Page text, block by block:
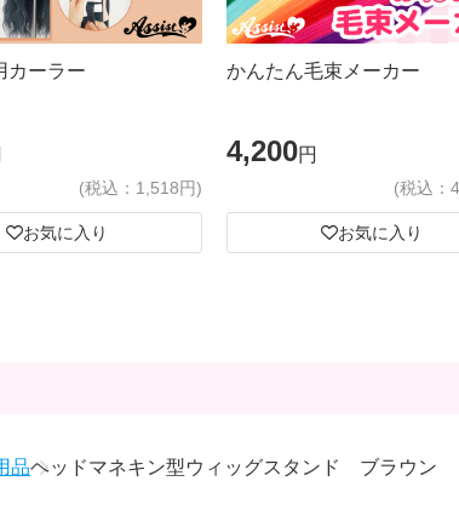
カーラー
(税込：1,518円)
お気に入り
かんたん毛束メーカー
4,200円
(税込：
お気に入り
品ヘッドマネキン型ウィッグスタンド ブラウン